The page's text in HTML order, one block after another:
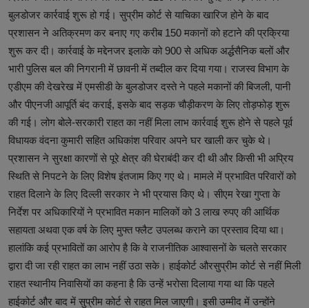
Terms of Service
Privacy Policy
Cookies Policy
बुलडोजर कार्रवाई शुरू हो गई। सुप्रीम कोर्ट से याचिका खारिज होने के बाद
प्रशासन ने अतिक्रमण कर बनाए गए करीब 150 मकानों को हटाने की प्रक्रिया
शुरू कर दी। कार्रवाई के मद्देनजर इलाके को 900 से अधिक अर्द्धसैनिक बलों और
भारी पुलिस बल की निगरानी में छावनी में तब्दील कर दिया गया। राजस्व विभाग के
एडीएम की देखरेख में एमसीडी के बुलडोजर दस्ते ने पहले मकानों की बिजली, पानी
और पीएनजी आपूर्ति बंद कराई, इसके बाद सड़क चौड़ीकरण के लिए तोड़फोड़ शुरू
की गई। लोग बोले-सरकारी राहत का नहीं मिला लाभ कार्रवाई शुरू होने से पहले पूर्व
विधायक वंदना कुमारी सहित अधिकांश परिवार अपने घर खाली कर चुके थे।
प्रशासन ने सुरक्षा कारणों से पूरे क्षेत्र की घेराबंदी कर दी थी और किसी भी अप्रिय
स्थिति से निपटने के लिए विशेष इंतजाम किए गए थे। मामले में प्रभावित परिवारों को
राहत दिलाने के लिए दिल्ली सरकार ने भी प्रयास किए थे। सीएम रेखा गुप्ता के
निर्देश पर अधिकारियों ने प्रभावित मकान मालिकों को 3 लाख रुपए की आर्थिक
सहायता अथवा एक वर्ष के लिए मुफ्त फ्लैट उपलब्ध कराने का प्रस्ताव दिया था।
हालांकि कई प्रभावितों का आरोप है कि वे राजनीतिक आश्वासनों के चलते सरकार
द्वारा दी जा रही राहत का लाभ नहीं उठा सके। हाईकोर्ट औरसुप्रीम कोर्ट से नहीं मिली
राहत स्थानीय निवासियों का कहना है कि उन्हें भरोसा दिलाया गया था कि पहले
हाईकोर्ट और बाद में सुप्रीम कोर्ट से राहत मिल जाएगी। इसी उम्मीद में उन्होंने